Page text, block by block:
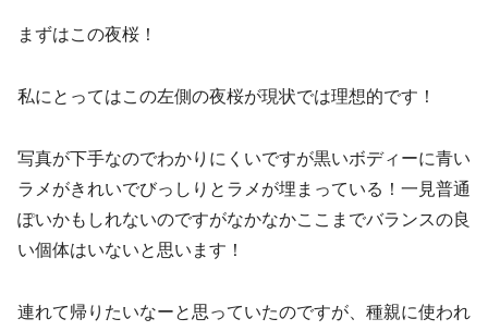
まずはこの夜桜！
私にとってはこの左側の夜桜が現状では理想的です！
写真が下手なのでわかりにくいですが黒いボディーに青い
ラメがきれいでびっしりとラメが埋まっている！一見普通
ぽいかもしれないのですがなかなかここまでバランスの良
い個体はいないと思います！
連れて帰りたいなーと思っていたのですが、種親に使われ